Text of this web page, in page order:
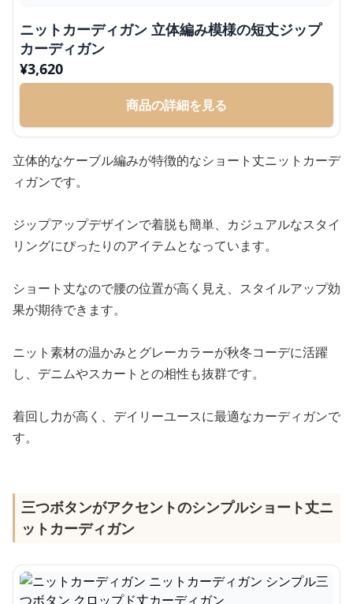
ニットカーディガン 立体編み模様の短丈ジップ
カーディガン
¥3,620
商品の詳細を見る
立体的なケーブル編みが特徴的なショート丈ニットカーデ
ィガンです。
ジップアップデザインで着脱も簡単、カジュアルなスタイ
リングにぴったりのアイテムとなっています。
ショート丈なので腰の位置が高く見え、スタイルアップ効
果が期待できます。
ニット素材の温かみとグレーカラーが秋冬コーデに活躍
し、デニムやスカートとの相性も抜群です。
着回し力が高く、デイリーユースに最適なカーディガンで
す。
三つボタンがアクセントのシンプルショート丈ニ
ットカーディガン